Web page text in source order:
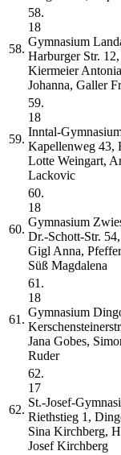
58.
58.
18
Gymnasium
Harburger Str.
Kiermeier
Johanna, Galler
59.
59.
18
Inntal-
Kapellenweg 43,
Lotte Weingart,
Lackovic
60.
60.
18
Gymnasium
Dr.-Schott-Str.
Gigl Anna,
Süß Magdalena
61.
61.
18
Gymnasium
Jana Gobes,
Ruder
62.
62.
17
St.-Josef-
Riethstieg 1,
Sina Kirchberg,
Josef Kirchberg